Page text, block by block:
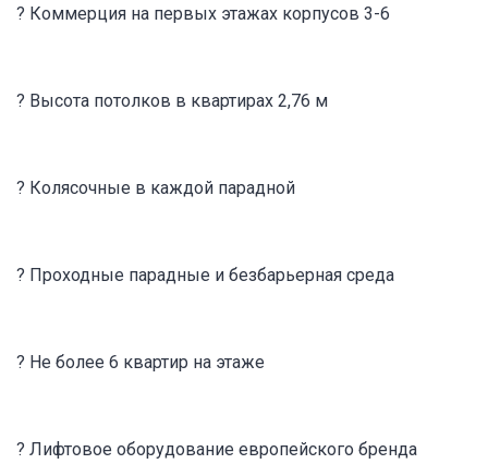
? Коммерция на первых этажах корпусов 3-6
? Высота потолков в квартирах 2,76 м
? Колясочные в каждой парадной
? Проходные парадные и безбарьерная среда
? Не более 6 квартир на этаже
? Лифтовое оборудование европейского бренда